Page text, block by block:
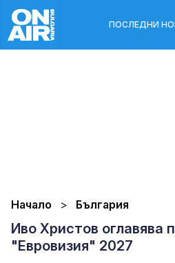
ПОСЛЕДНИ
Начало България
Иво Христов оглавява
"Евровизия" 2027